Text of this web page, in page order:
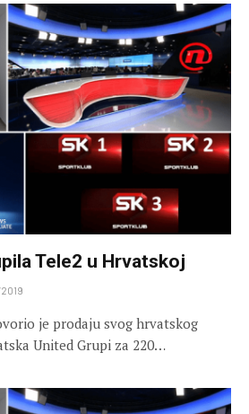
Tele2 u Hrvatskoj
je prodaju svog hrvatskog
United Grupi za 220…